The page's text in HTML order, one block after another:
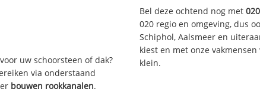
uw schoorsteen of dak?
via onderstaand
bouwen rookkanalen.
Bel deze ochtend nog met
020 regio en omgeving, dus
Schiphol, Aalsmeer en
kiest en met onze
klein.